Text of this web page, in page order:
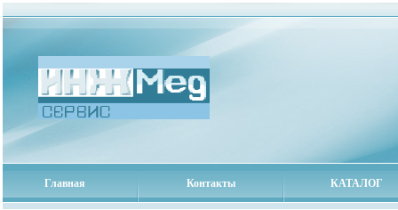
Главная Контакты КАТАЛОГ